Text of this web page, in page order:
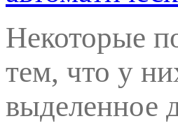
Некоторые
тем, что у
выделенное